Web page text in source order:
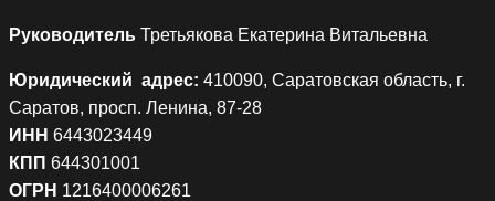
Руководитель Третьякова Екатерина Витальевна
Юридический адрес: 410090, Саратовская область, г.
Саратов, просп. Ленина, 87-28
ИНН 6443023449
КПП 644301001
ОГРН 1216400006261